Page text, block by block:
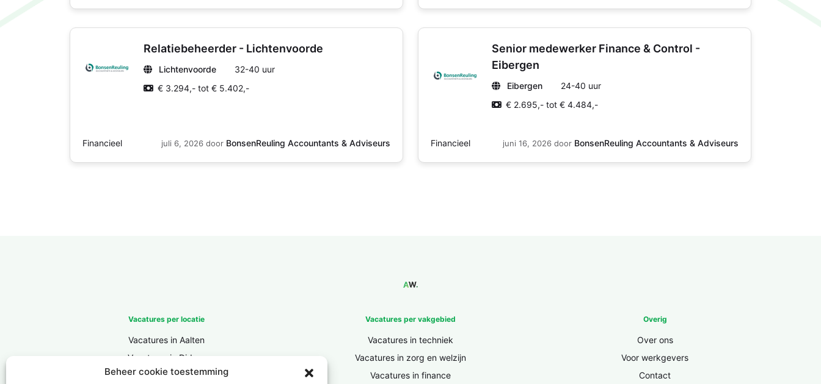
Beheer cookie toestemming
Relatiebeheerder - Lichtenvoorde
Lichtenvoorde
32-40 uur
€ 3.294,- tot € 5.402,-
Financieel juli 6, 2026 door BonsenReuling Accountants & Adviseurs
Senior medewerker Finance & Control -
Eibergen
Eibergen
24-40 uur
€ 2.695,- tot € 4.484,-
Financieel juni 16, 2026 door BonsenReuling Accountants & Adviseurs
Vacatures per locatie
Vacatures in Aalten
Vacatures in Didam
Vacatures in Doesburg
Vacatures per vakgebied
Vacatures in techniek
Vacatures in zorg en welzijn
Vacatures in finance
Overig
Over ons
Voor werkgevers
Contact